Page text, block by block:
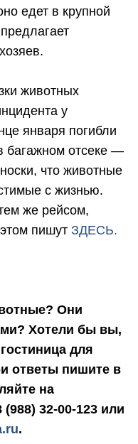
едет в крупной
животных
у
января погибли
багажном отсеке —
что животные
с жизнью.
же рейсом,
пишут ЗДЕСЬ.
Они
Хотели бы вы,
для
ответы пишите в
на
32-00-123 или
.